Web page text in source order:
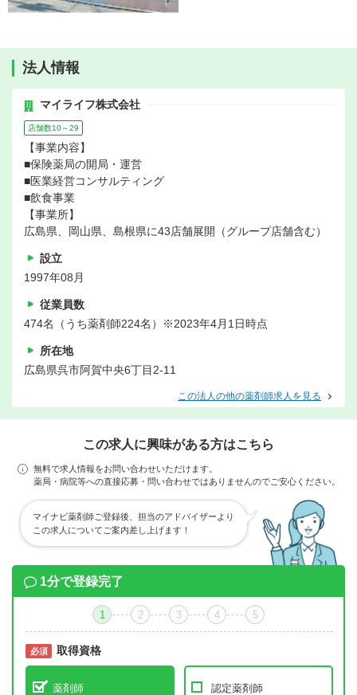
法人情報
マイライフ株式会社
店舗数10～29
【事業内容】
■保険薬局の開局・運営
■医業経営コンサルティング
■飲食事業
【事業所】
広島県、岡山県、島根県に43店舗展開（グループ店舗含む）
設立
1997年08月
従業員数
474名（うち薬剤師224名）※2023年4月1日時点
所在地
広島県呉市阿賀中央6丁目2-11
この法人の他の薬剤師求人を見る
この求人に興味がある方はこちら
無料で求人情報をお問い合わせいただけます。
薬局・病院等への直接応募・問い合わせではありませんのでご安心ください。
マイナビ薬剤師ご登録後、担当のアドバイザーより
この求人についてご案内差し上げます！
1分で登録完了
1 2 3 4 5
必須 取得資格
薬剤師 認定薬剤師